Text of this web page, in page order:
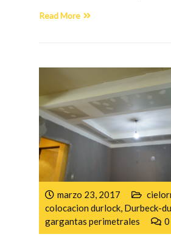
Read More
marzo 23, 2017
colocacion durlock, Durbeck-
gargantas perimetrales
0